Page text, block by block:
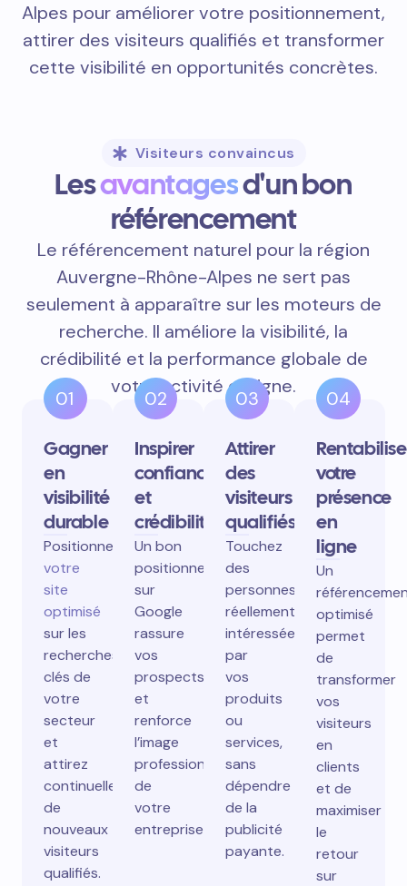
Alpes pour améliorer votre positionnement,
attirer des visiteurs qualifiés et transformer
cette visibilité en opportunités concrètes.
Visiteurs convaincus
Lesavantagesd'un bon
référencement
Le référencement naturel pour la région
Auvergne-Rhône-Alpes ne sert pas
seulement à apparaître sur les moteurs de
recherche. Il améliore la visibilité, la
crédibilité et la performance globale de
votre activité en ligne.
01
Gagner
en
visibilité
durable
Positionnez
votre
site
optimisé
sur les
recherches
clés de
votre
secteur
et
attirez
continuellement
de
nouveaux
visiteurs
qualifiés.
02
Inspirer
confiance
et
crédibilité
Un bon
positionnement
sur
Google
rassure
vos
prospects
et
renforce
l’image
professionnelle
de
votre
entreprise.
03
Attirer
des
visiteurs
qualifiés
Touchez
des
personnes
réellement
intéressées
par
vos
produits
ou
services,
sans
dépendre
de la
publicité
payante.
04
votre
présence
en
ligne
Un
optimisé
permet
de
transformer
vos
visiteurs
en
clients
et de
maximiser
le
retour
sur